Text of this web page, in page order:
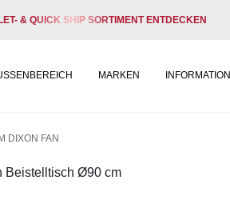
& QUICK SHIP SORTIMENT ENTDECKEN
MARKEN INFORMATION
DIXON FAN
Beistelltisch Ø90 cm